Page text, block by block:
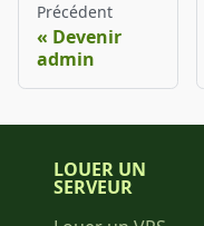
Précédent
Devenir
admin
LOUER UN
SERVEUR